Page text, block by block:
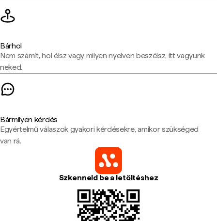
Bárhol
Nem számít, hol élsz vagy milyen nyelven beszélsz, itt vagyunk
neked.
Bármilyen kérdés
Egyértelmű válaszok gyakori kérdésekre, amikor szükséged
van rá.
Szkenneld be a letöltéshez